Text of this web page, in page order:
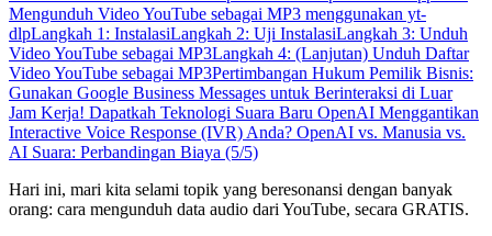
Mengunduh Video YouTube sebagai MP3 menggunakan yt-
dlpLangkah 1: InstalasiLangkah 2: Uji InstalasiLangkah 3: Unduh
Video YouTube sebagai MP3Langkah 4: (Lanjutan) Unduh Daftar
Video YouTube sebagai MP3Pertimbangan Hukum Pemilik Bisnis:
Gunakan Google Business Messages untuk Berinteraksi di Luar
Jam Kerja! Dapatkah Teknologi Suara Baru OpenAI Menggantikan
Interactive Voice Response (IVR) Anda? OpenAI vs. Manusia vs.
AI Suara: Perbandingan Biaya (5/5)
Hari ini, mari kita selami topik yang beresonansi dengan banyak
orang: cara mengunduh data audio dari YouTube, secara GRATIS.